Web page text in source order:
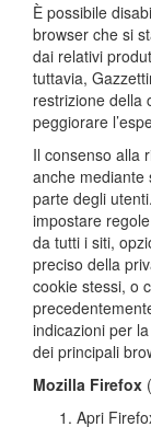
È possibile
browser che si
dai relativi
tuttavia,
restrizione della
peggiorare
Il consenso alla
anche mediante
parte degli
impostare
da tutti i siti,
preciso della
cookie stessi, o
indicazioni per
dei principali
Mozilla Firefox (
Apri